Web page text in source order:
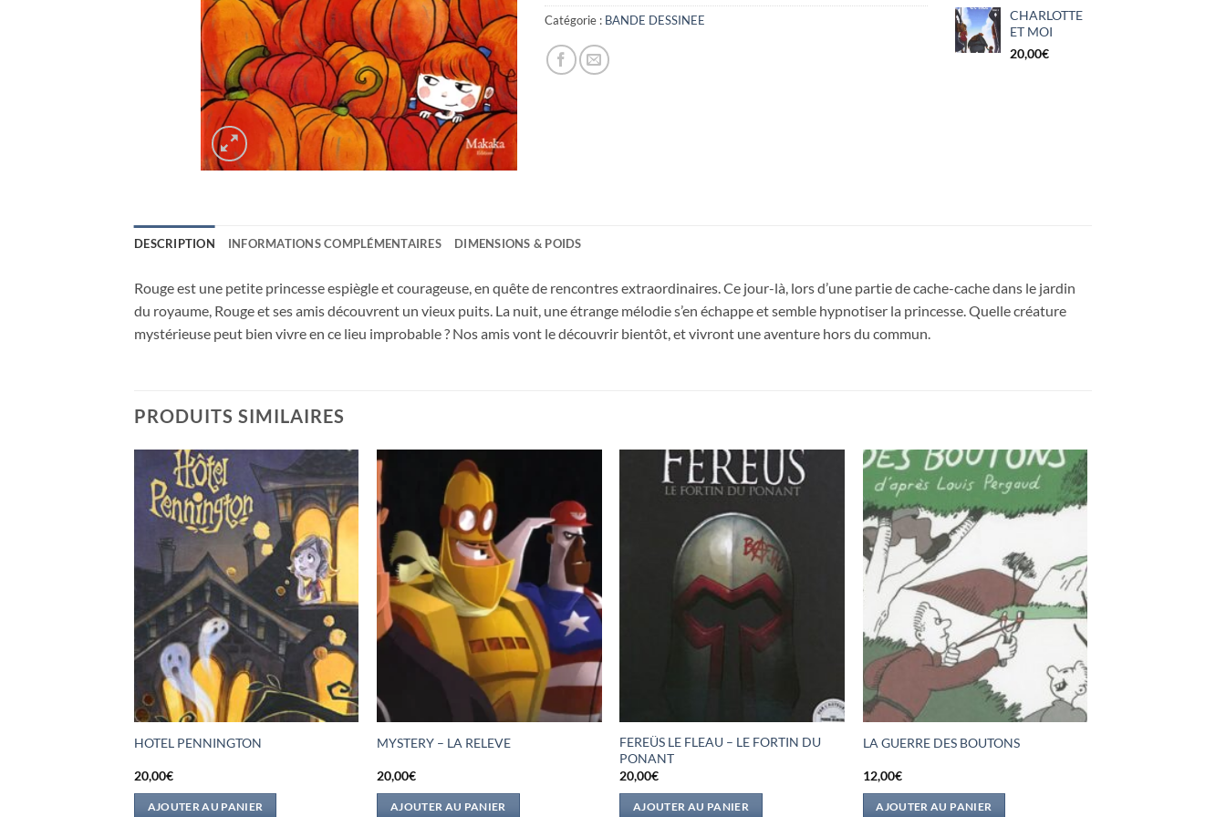
Catégorie : BANDE DESSINEE
CHARLOTTE
ET MOI
20,00€
DESCRIPTION INFORMATIONS COMPLÉMENTAIRES DIMENSIONS & POIDS
Rouge est une petite princesse espiègle et courageuse, en quête de rencontres extraordinaires. Ce jour-là, lors d’une partie de cache-cache dans le jardin
du royaume, Rouge et ses amis découvrent un vieux puits. La nuit, une étrange mélodie s’en échappe et semble hypnotiser la princesse. Quelle créature
mystérieuse peut bien vivre en ce lieu improbable ? Nos amis vont le découvrir bientôt, et vivront une aventure hors du commun.
PRODUITS SIMILAIRES
HOTEL PENNINGTON
20,00€
AJOUTER AU PANIER
MYSTERY – LA RELEVE
20,00€
AJOUTER AU PANIER
FEREÜS LE FLEAU – LE FORTIN DU
PONANT
20,00€
AJOUTER AU PANIER
LA GUERRE DES BOUTONS
12,00€
AJOUTER AU PANIER